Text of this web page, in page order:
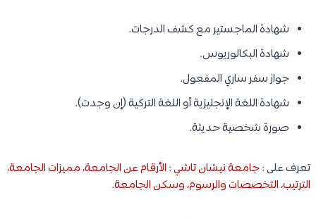
شهادة الماجستير مع كشف الدرجات.
شهادة البكالوريوس.
جواز سفر ساري المفعول.
شهادة اللغة الإنجليزية أو اللغة التركية (إن وجدت).
صورة شخصية حديثة.
تعرف على :جامعة نيشان تاشي : الأرقام عن الجامعة، مميزات الجامعة،
الترتيب، التخصصات والرسوم، وسكن الجامعة.